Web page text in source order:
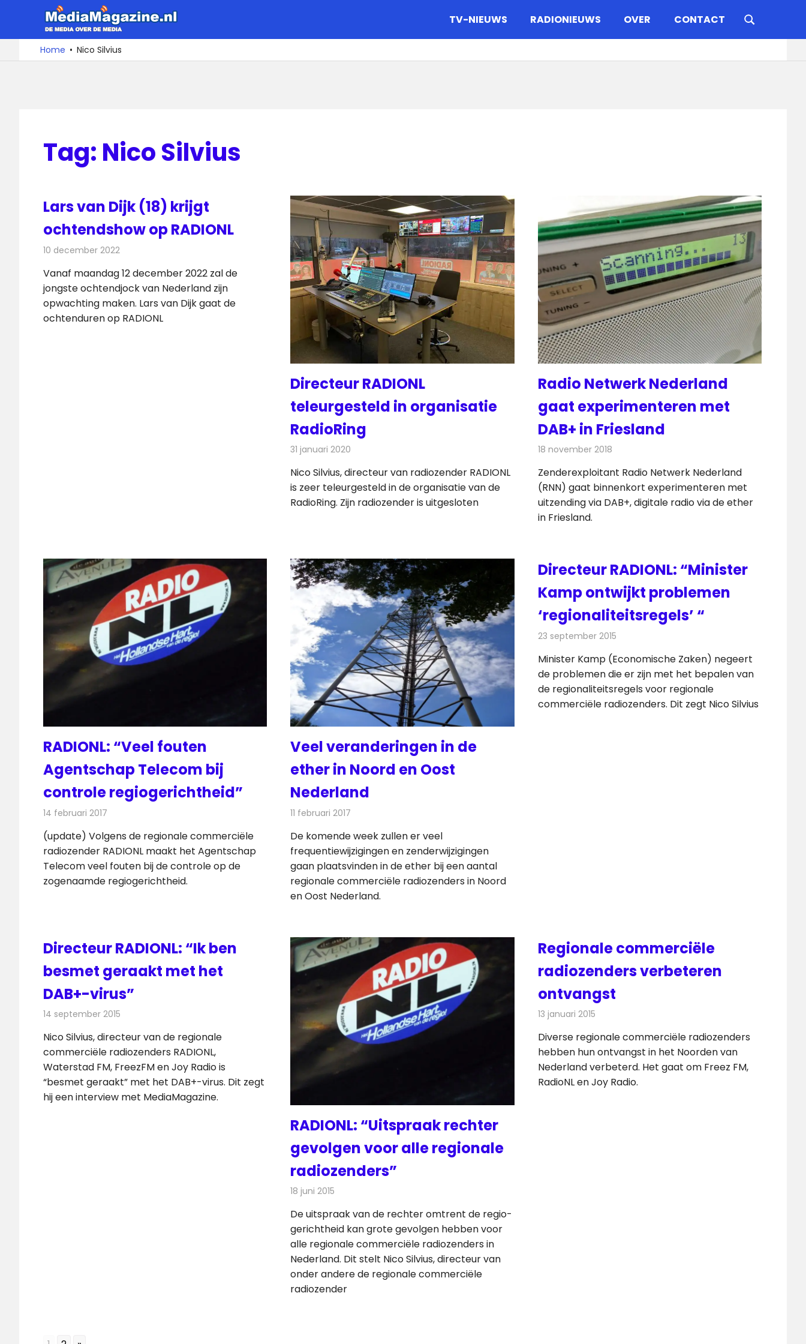
de
De
media
over
TV-NIEUWS RADIONIEUWS OVER CONTACT
Home Nico Silvius
Tag: Nico Silvius
Lars van Dijk (18) krijgt
ochtendshow op RADIONL
10 december 2022
Vanaf maandag 12 december 2022 zal de
jongste ochtendjock van Nederland zijn
opwachting maken. Lars van Dijk gaat de
ochtenduren op RADIONL
Directeur RADIONL
teleurgesteld in organisatie
RadioRing
31 januari 2020
Nico Silvius, directeur van radiozender RADIONL
is zeer teleurgesteld in de organisatie van de
RadioRing. Zijn radiozender is uitgesloten
Radio Netwerk Nederland
gaat experimenteren met
DAB+ in Friesland
18 november 2018
Zenderexploitant Radio Netwerk Nederland
(RNN) gaat binnenkort experimenteren met
uitzending via DAB+, digitale radio via de ether
in Friesland.
RADIONL: “Veel fouten
Agentschap Telecom bij
controle regiogerichtheid”
14 februari 2017
(update) Volgens de regionale commerciële
radiozender RADIONL maakt het Agentschap
Telecom veel fouten bij de controle op de
zogenaamde regiogerichtheid.
Veel veranderingen in de
ether in Noord en Oost
Nederland
11 februari 2017
De komende week zullen er veel
frequentiewijzigingen en zenderwijzigingen
gaan plaatsvinden in de ether bij een aantal
regionale commerciële radiozenders in Noord
en Oost Nederland.
Directeur RADIONL: “Minister
Kamp ontwijkt problemen
‘regionaliteitsregels’ “
23 september 2015
Minister Kamp (Economische Zaken) negeert
de problemen die er zijn met het bepalen van
de regionaliteitsregels voor regionale
commerciële radiozenders. Dit zegt Nico Silvius
Directeur RADIONL: “Ik ben
besmet geraakt met het
DAB+-virus”
14 september 2015
Nico Silvius, directeur van de regionale
commerciële radiozenders RADIONL,
Waterstad FM, FreezFM en Joy Radio is
“besmet geraakt” met het DAB+-virus. Dit zegt
hij een interview met MediaMagazine.
RADIONL: “Uitspraak rechter
gevolgen voor alle regionale
radiozenders”
18 juni 2015
De uitspraak van de rechter omtrent de regio-
gerichtheid kan grote gevolgen hebben voor
alle regionale commerciële radiozenders in
Nederland. Dit stelt Nico Silvius, directeur van
onder andere de regionale commerciële
radiozender
Regionale commerciële
radiozenders verbeteren
ontvangst
13 januari 2015
Diverse regionale commerciële radiozenders
hebben hun ontvangst in het Noorden van
Nederland verbeterd. Het gaat om Freez FM,
RadioNL en Joy Radio.